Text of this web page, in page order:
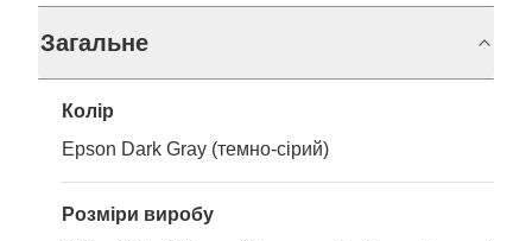
Загальне
Колір
Epson Dark Gray (темно-сірий)
Розміри виробу